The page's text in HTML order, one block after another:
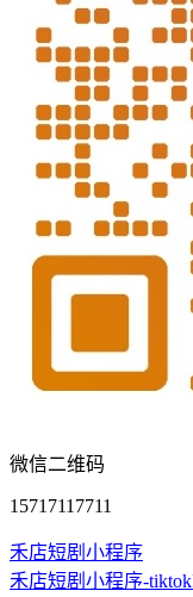
微信二维码
15717117711
禾店短剧小程序
禾店短剧小程序-